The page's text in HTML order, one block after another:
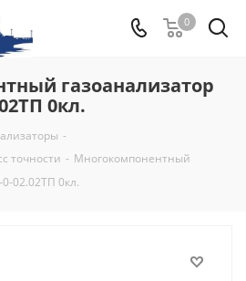
0
газоанализатор
0кл.
-
точности - Многокомпонентный
02.02ТП 0кл.